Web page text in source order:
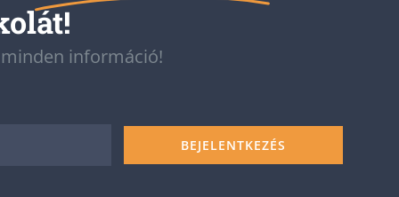
információ!
BEJELENTKEZÉS